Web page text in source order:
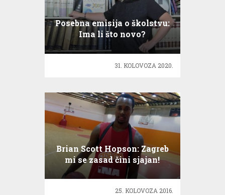
Posebna emisija o školstvu:
Ima li što novo?
31. KOLOVOZA 2020.
Brian Scott Hopson: Zagreb
mi se zasad čini sjajan!
25. KOLOVOZA 2016.